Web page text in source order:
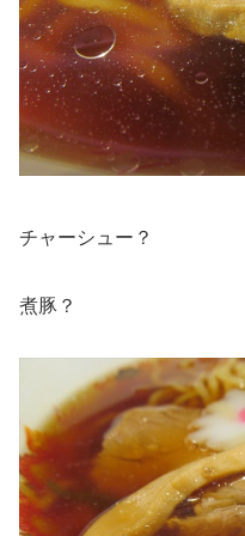
チャーシュー？
煮豚？